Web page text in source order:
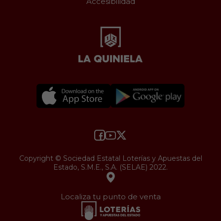
Copyright © Sociedad Estatal Loterías y Apuestas del
Estado, S.M.E., S.A. (SELAE) 2022.
Localiza tu punto de venta